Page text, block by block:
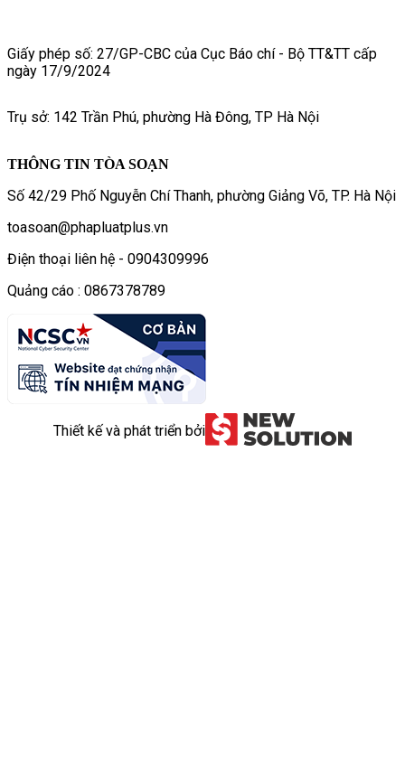
Giấy phép số: 27/GP-CBC của Cục Báo chí - Bộ TT&TT cấp
ngày 17/9/2024
Trụ sở: 142 Trần Phú, phường Hà Đông, TP Hà Nội
THÔNG TIN TÒA SOẠN
Số 42/29 Phố Nguyễn Chí Thanh, phường Giảng Võ, TP. Hà Nội
toasoan@phapluatplus.vn
Điện thoại liên hệ - 0904309996
Quảng cáo : 0867378789
Thiết kế và phát triển bởi